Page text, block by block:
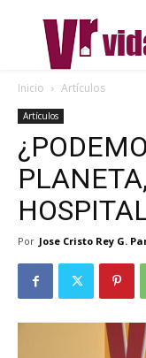
Inicio Artículos
Artículos
Por Jose Cristo Rey G.